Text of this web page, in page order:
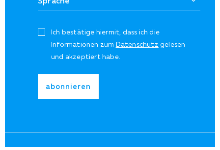
Ich bestätige hiermit, dass ich die
Informationen zum Datenschutz gelesen
und akzeptiert habe.